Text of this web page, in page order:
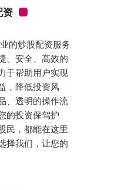
资
的炒股配资服务
、安全、高效的
于帮助用户实现
，降低投资风
、透明的操作流
的投资保驾护
民，都能在这里
择我们，让您的